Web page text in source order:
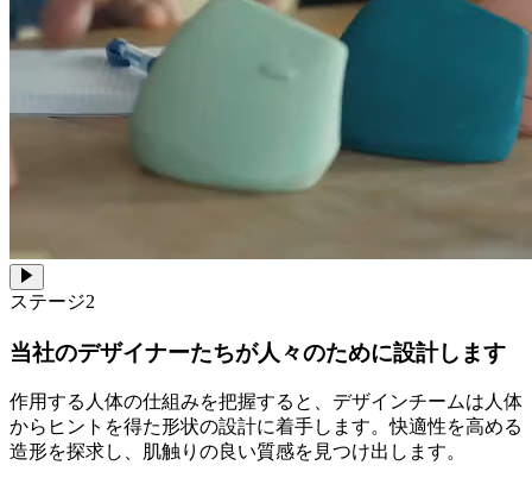
ステージ2
当社のデザイナーたちが人々のために設計します
作用する人体の仕組みを把握すると、デザインチームは人体
からヒントを得た形状の設計に着手します。快適性を高める
造形を探求し、肌触りの良い質感を見つけ出します。